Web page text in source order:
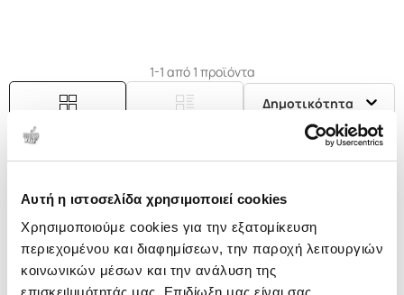
Αυτή η ιστοσελίδα χρησιμοποιεί cookies
Χρησιμοποιούμε cookies για την εξατομίκευση
περιεχομένου και διαφημίσεων, την παροχή λειτουργιών
κοινωνικών μέσων και την ανάλυση της
επισκεψιμότητάς μας. Επιδίωξη μας είναι σας
1-1 από 1 προϊόντα
Δημοτικότητα